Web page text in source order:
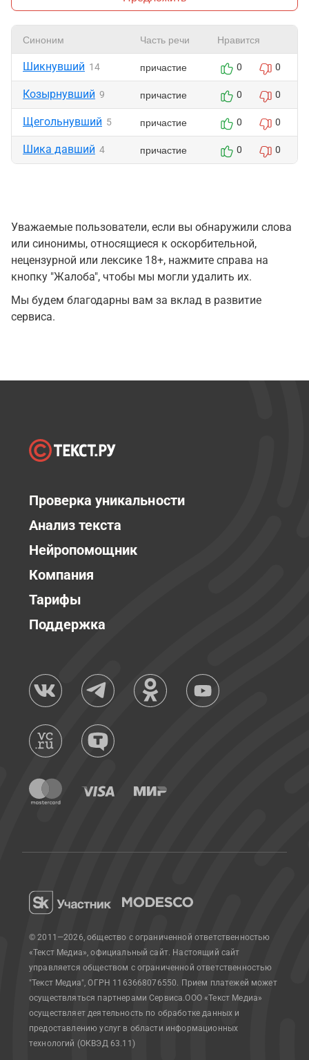
Синоним Часть речи Нравится
Шикнувший 14 причастие 0 0
Козырнувший 9 причастие 0 0
Щегольнувший 5 причастие 0 0
Шика давший 4 причастие 0 0
Уважаемые пользователи, если вы обнаружили слова
или синонимы, относящиеся к оскорбительной,
нецензурной или лексике 18+, нажмите справа на
кнопку "Жалоба", чтобы мы могли удалить их.
Мы будем благодарны вам за вклад в развитие
сервиса.
Проверка уникальности
Анализ текста
Нейропомощник
Компания
Тарифы
Поддержка
© 2011—2026, общество с ограниченной ответственностью
«Текст Медиа», официальный сайт. Настоящий сайт
управляется обществом с ограниченной ответственностью
"Текст Медиа", ОГРН 1163668076550. Прием платежей может
осуществляться партнерами Сервиса.ООО «Текст Медиа»
осуществляет деятельность по обработке данных и
предоставлению услуг в области информационных
технологий (ОКВЭД 63.11)